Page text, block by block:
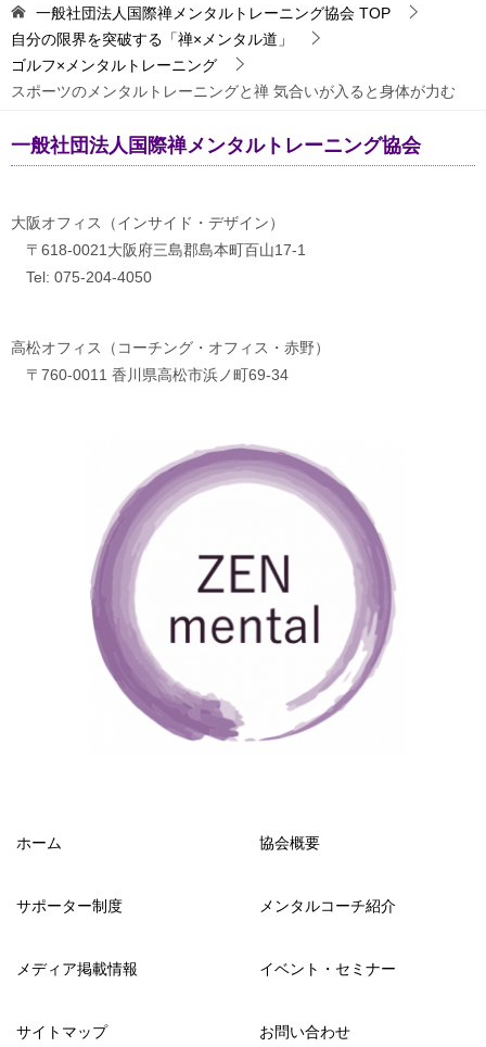
一般社団法人国際禅メンタルトレーニング協会 TOP
自分の限界を突破する「禅×メンタル道」
ゴルフ×メンタルトレーニング
スポーツのメンタルトレーニングと禅 気合いが入ると身体が力む
一般社団法人国際禅メンタルトレーニング協会
大阪オフィス（インサイド・デザイン）
〒618-0021大阪府三島郡島本町百山17-1
Tel: 075-204-4050
高松オフィス（コーチング・オフィス・赤野）
〒760-0011 香川県高松市浜ノ町69-34
ホーム 協会概要
サポーター制度 メンタルコーチ紹介
メディア掲載情報 イベント・セミナー
サイトマップ お問い合わせ